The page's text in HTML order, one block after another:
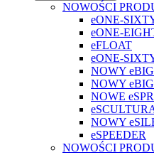
NOWOŚCI
eONE-
eONE-
eFLOAT
eONE-
NOWY
NOWY
NOWE
NOWY
eSPEEDER
NOWOŚCI